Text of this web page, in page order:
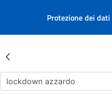
Protezione dei dati
Risultati della